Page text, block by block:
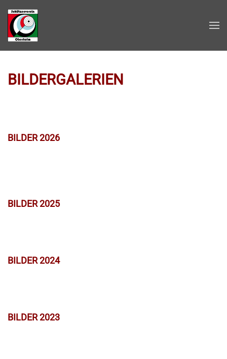
Zum Hauptinhalt springen
BILDERGALERIEN
BILDER 2026
BILDER 2025
BILDER 2024
BILDER 2023